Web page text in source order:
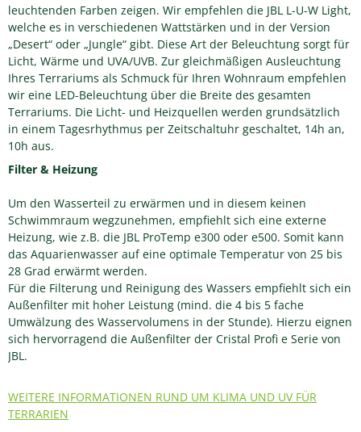
leuchtenden Farben zeigen. Wir empfehlen die JBL L-U-W Light,
welche es in verschiedenen Wattstärken und in der Version
„Desert“ oder „Jungle“ gibt. Diese Art der Beleuchtung sorgt für
Licht, Wärme und UVA/UVB. Zur gleichmäßigen Ausleuchtung
Ihres Terrariums als Schmuck für Ihren Wohnraum empfehlen
wir eine LED-Beleuchtung über die Breite des gesamten
Terrariums. Die Licht- und Heizquellen werden grundsätzlich
in einem Tagesrhythmus per Zeitschaltuhr geschaltet, 14h an,
10h aus.
Filter & Heizung
Um den Wasserteil zu erwärmen und in diesem keinen
Schwimmraum wegzunehmen, empfiehlt sich eine externe
Heizung, wie z.B. die JBL ProTemp e300 oder e500. Somit kann
das Aquarienwasser auf eine optimale Temperatur von 25 bis
28 Grad erwärmt werden.
Für die Filterung und Reinigung des Wassers empfiehlt sich ein
Außenfilter mit hoher Leistung (mind. die 4 bis 5 fache
Umwälzung des Wasservolumens in der Stunde). Hierzu eignen
sich hervorragend die Außenfilter der Cristal Profi e Serie von
JBL.
WEITERE INFORMATIONEN RUND UM KLIMA UND UV FÜR
TERRARIEN